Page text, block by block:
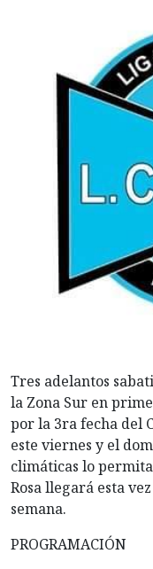
Tres adelantos
la Zona Sur en
por la 3ra fecha del
este viernes y el
climáticas lo
Rosa llegará esta
semana.
PROGRAMACIÓN